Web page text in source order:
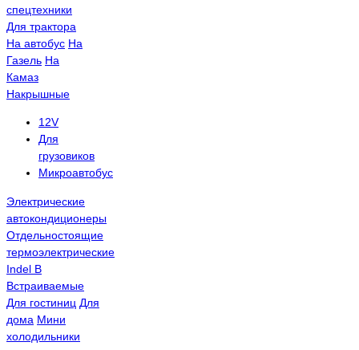
спецтехники
Для трактора
На автобус На
Газель На
Камаз
Накрышные
12V
Для
грузовиков
Микроавтобус
Электрические
автокондиционеры
Отдельностоящие
термоэлектрические
Indel B
Встраиваемые
Для гостиниц Для
дома Мини
холодильники